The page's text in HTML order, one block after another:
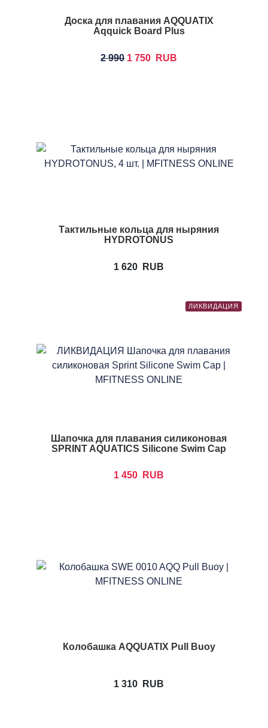
Доска для плавания AQQUATIX
Aqquick Board Plus
2 990 1 750 RUB
Тактильные кольца для ныряния
HYDROTONUS
1 620 RUB
ЛИКВИДАЦИЯ
Шапочка для плавания силиконовая
SPRINT AQUATICS Silicone Swim Cap
1 450 RUB
Колобашка AQQUATIX Pull Buoy
1 310 RUB